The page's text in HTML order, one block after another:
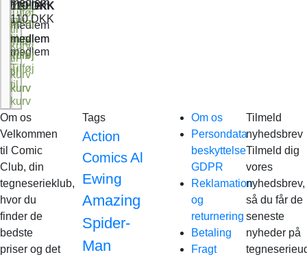
Tilføj
til
kurv
120DKK
medlem
Tilføj
til
kurv
medlem
Tilføj
til
kurv
medlem
Tilføj
til
kurv
Tilføj
til
kurv
Tilføj
til
kurv
medlem
110DKK
medlem
Tilføj
til
kurv
110DKK
medlem
Tilføj
til
kurv
Om os
Velkommen
til Comic
Club, din
tegneserieklub,
hvor du
finder de
bedste
priser og det
Tags
Action
Comics Al
Ewing
Amazing
Spider-
Man
Om os
Persondata
beskyttelse
GDPR
Reklamation
og
returnering
Betaling
Fragt
Tilmeld
nyhedsbrev
Tilmeld dig
vores
nyhedsbrev,
så du får de
seneste
nyheder på